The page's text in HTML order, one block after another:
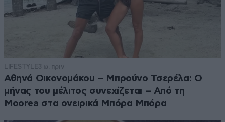
LIFESTYLE3 ω. πριν
Αθηνά Οικονομάκου – Μπρούνο Τσερέλα: Ο
μήνας του μέλιτος συνεχίζεται – Από τη
Moorea στα ονειρικά Μπόρα Μπόρα